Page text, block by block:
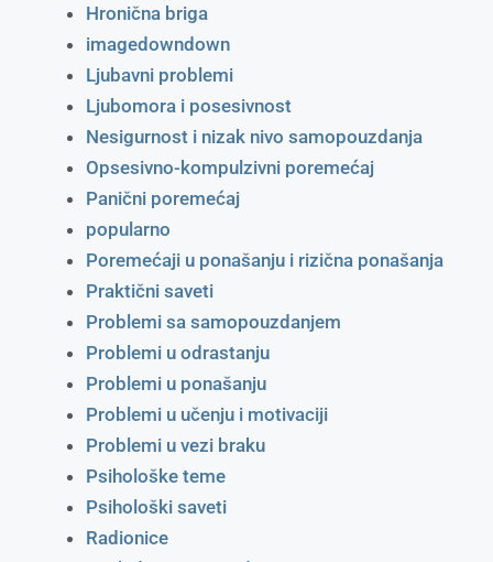
Hronična briga
imagedowndown
Ljubavni problemi
Ljubomora i posesivnost
Nesigurnost i nizak nivo samopouzdanja
Opsesivno-kompulzivni poremećaj
Panični poremećaj
popularno
Poremećaji u ponašanju i rizična ponašanja
Praktični saveti
Problemi sa samopouzdanjem
Problemi u odrastanju
Problemi u ponašanju
Problemi u učenju i motivaciji
Problemi u vezi braku
Psihološke teme
Psihološki saveti
Radionice